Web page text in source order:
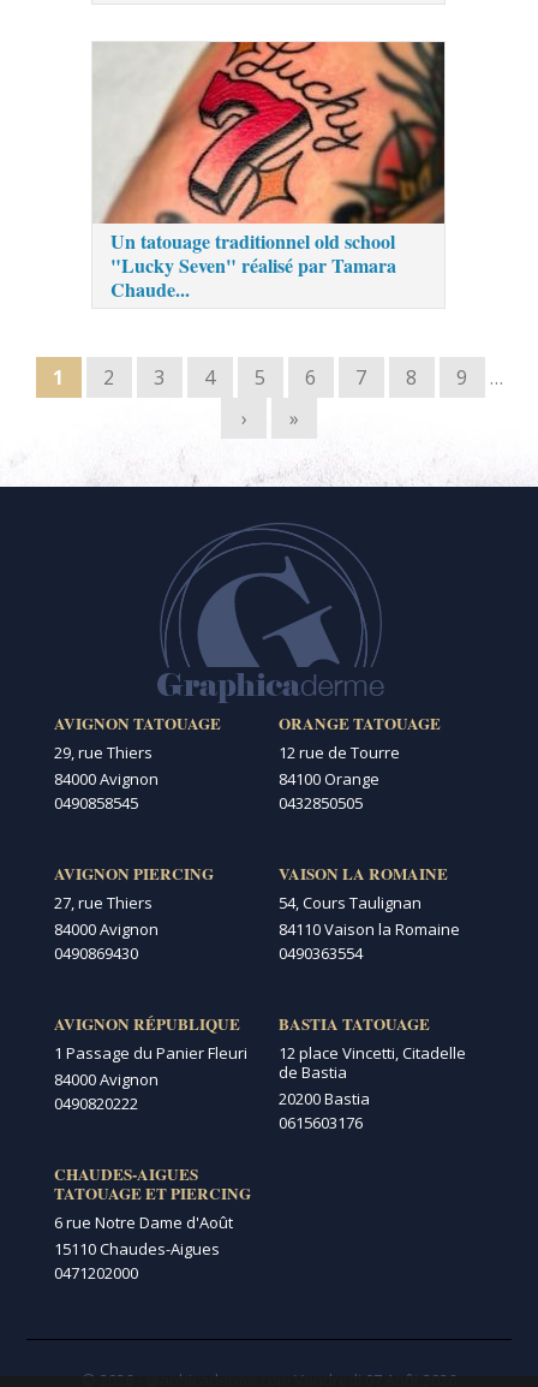
Un tatouage traditionnel old school
"Lucky Seven" réalisé par Tamara
Chaude...
Pages
1 2 3 4 5 6 7 8 9
…
›
»
AVIGNON TATOUAGE
29, rue Thiers
84000 Avignon
0490858545
AVIGNON PIERCING
27, rue Thiers
84000 Avignon
0490869430
AVIGNON RÉPUBLIQUE
1 Passage du Panier Fleuri
84000 Avignon
0490820222
CHAUDES-AIGUES
TATOUAGE ET PIERCING
6 rue Notre Dame d'Août
15110 Chaudes-Aigues
0471202000
ORANGE TATOUAGE
12 rue de Tourre
84100 Orange
0432850505
VAISON LA ROMAINE
54, Cours Taulignan
84110 Vaison la Romaine
0490363554
BASTIA TATOUAGE
12 place Vincetti, Citadelle
de Bastia
20200 Bastia
0615603176
© 2026 - graphicaderme.com Vendredi 07 Août 2026